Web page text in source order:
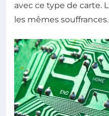
avec ce type de carte.
les mêmes souffrances.